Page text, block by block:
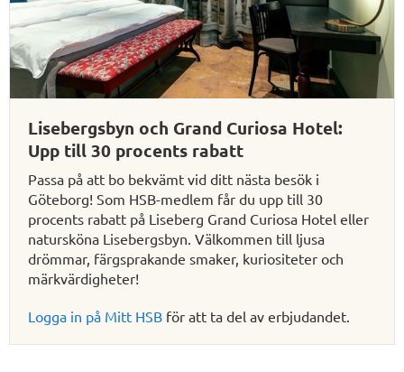
Lisebergsbyn och Grand Curiosa Hotel:
Upp till 30 procents rabatt
Passa på att bo bekvämt vid ditt nästa besök i
Göteborg! Som HSB-medlem får du upp till 30
procents rabatt på Liseberg Grand Curiosa Hotel eller
natursköna Lisebergsbyn. Välkommen till ljusa
drömmar, färgsprakande smaker, kuriositeter och
märkvärdigheter!
Logga in på Mitt HSB för att ta del av erbjudandet.